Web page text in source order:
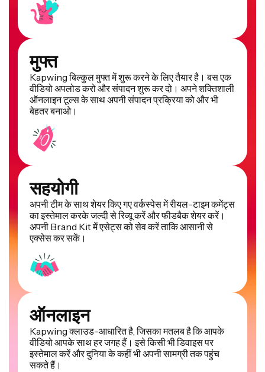
मुफ्त
Kapwing बिल्कुल मुफ्त में शुरू करने के लिए तैयार है। बस एक
वीडियो अपलोड करो और संपादन शुरू कर दो। अपने शक्तिशाली
ऑनलाइन टूल्स के साथ अपनी संपादन प्रक्रिया को और भी
बेहतर बनाओ।
सहयोगी
अपनी टीम के साथ शेयर किए गए वर्कस्पेस में रीयल-टाइम कमेंट्स
का इस्तेमाल करके जल्दी से रिव्यू करें और फीडबैक शेयर करें।
अपनी Brand Kit में एसेट्स को सेव करें ताकि आसानी से
एक्सेस कर सकें।
ऑनलाइन
Kapwing क्लाउड-आधारित है, जिसका मतलब है कि आपके
वीडियो आपके साथ हर जगह हैं। इसे किसी भी डिवाइस पर
इस्तेमाल करें और दुनिया के कहीं भी अपनी सामग्री तक पहुंच
सकते हैं।